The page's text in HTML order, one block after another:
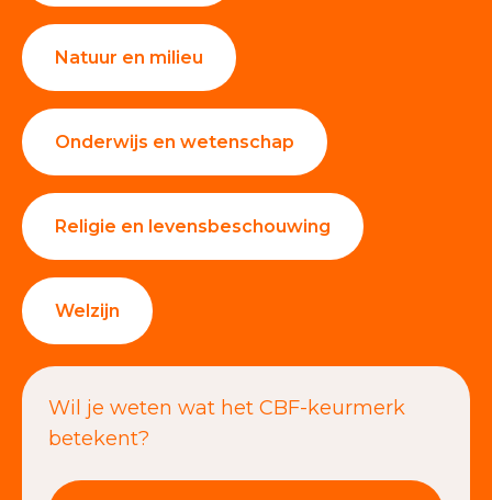
Natuur en milieu
Onderwijs en wetenschap
Religie en levensbeschouwing
Welzijn
Wil je weten wat het CBF-keurmerk
betekent?